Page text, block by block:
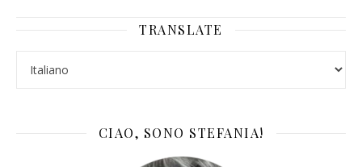
TRANSLATE
CIAO, SONO STEFANIA!